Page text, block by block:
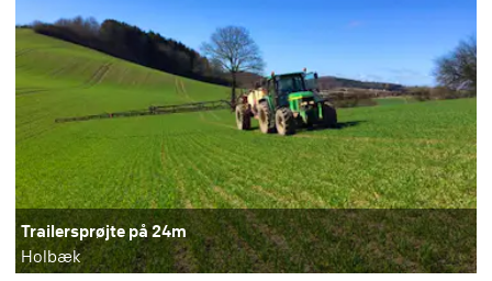
Trailersprøjte på 24m
Holbæk